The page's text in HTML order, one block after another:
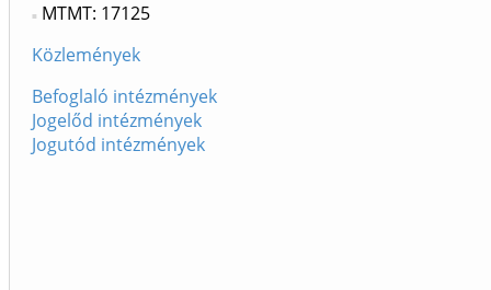
MTMT: 17125
Közlemények
Befoglaló intézmények
Jogelőd intézmények
Jogutód intézmények